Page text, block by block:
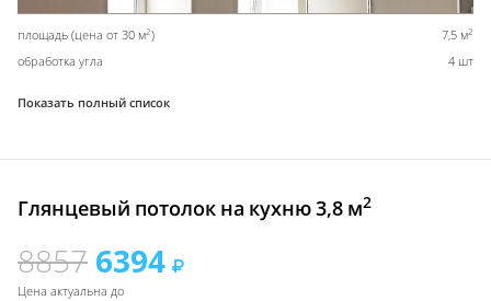
площадь (цена от 30 м2) 7,5 м2
обработка угла 4 шт
Показать полный список
Глянцевый потолок на кухню 3,8 м2
8857 6394
Цена актуальна до